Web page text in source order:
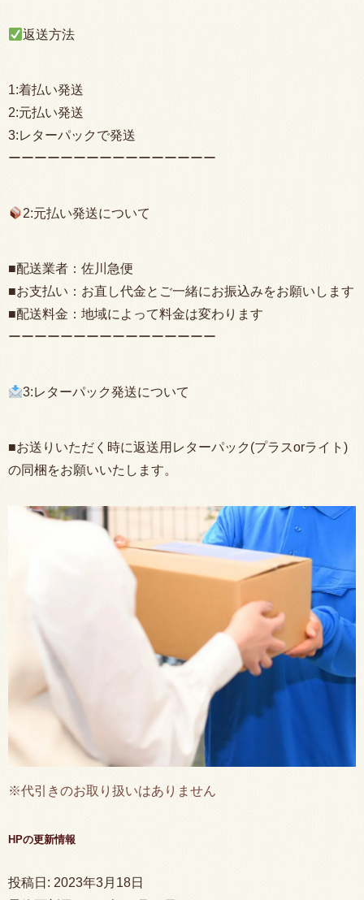
返送方法
1:着払い発送
2:元払い発送
3:レターパックで発送
ーーーーーーーーーーーーーーーー
2:元払い発送について
■配送業者：佐川急便
■お支払い：お直し代金とご一緒にお振込みをお願いします
■配送料金：地域によって料金は変わります
ーーーーーーーーーーーーーーーー
3:レターパック発送について
■お送りいただく時に返送用レターパック(プラスorライト)
の同梱をお願いいたします。
※代引きのお取り扱いはありません
HPの更新情報
投稿日: 2023年3月18日